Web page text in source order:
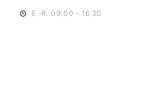
E -R: 09:00 – 16:30